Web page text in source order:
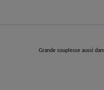
Grande souplesse aussi